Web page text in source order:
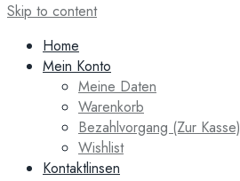
Skip to content
Home
Mein Konto
Meine Daten
Warenkorb
Bezahlvorgang (Zur Kasse)
Wishlist
Kontaktlinsen